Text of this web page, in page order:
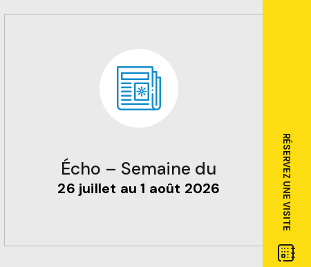
Écho – Semaine du
26 juillet au 1 août 2026 RÉSERVEZ UNE VISITE